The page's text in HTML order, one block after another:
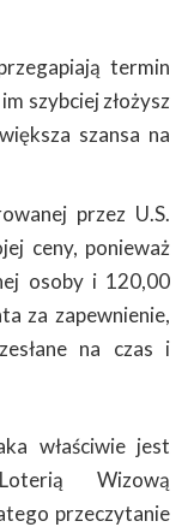
termin
szybciej złożysz
szansa na
przez U.S.
ceny, ponieważ
osoby i 120,00
za zapewnienie,
na czas i
właściwie jest
Wizową
przeczytanie